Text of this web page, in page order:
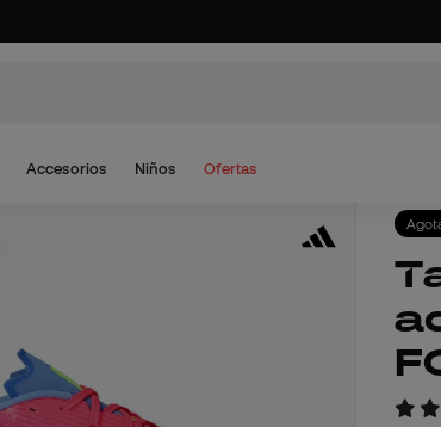
Accesorios Niños Ofertas
Taco de fútbol